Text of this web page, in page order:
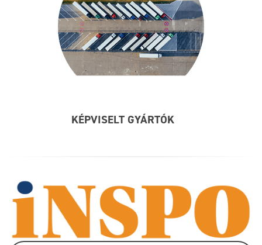
KÉPVISELT GYÁRTÓK